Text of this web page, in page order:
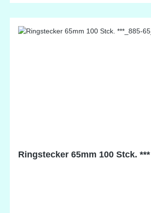
Ringstecker 65mm 100 Stck. ***